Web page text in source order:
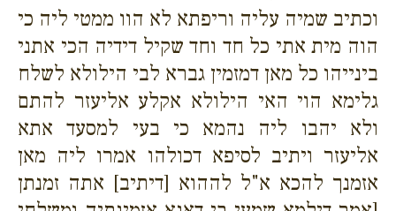
וכתיב שמיה עליה וריפתא לא הוו ממטי ליה כי
הוה מית אתי כל חד וחד שקיל דידיה הכי אתני
בינייהו כל מאן דמזמין גברא לבי הילולא לשלח
גלימא הוי האי הילולא אקלע אליעזר להתם
ולא יהבו ליה נהמא כי בעי למסעד אתא
אליעזר ויתיב לסיפא דכולהו אמרו ליה מאן
אזמנך להכא א"ל לההוא [דיתיב] אתה זמנתן